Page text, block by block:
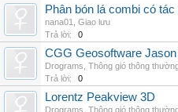
Phân bón lá combi có
nana01
Giao lưu
Trả lời:
0
CGG Geosoftware Jason
Drograms Thông gió thông
Trả lời:
0
Lorentz Peakview 3D
Drograms Thông gió thông